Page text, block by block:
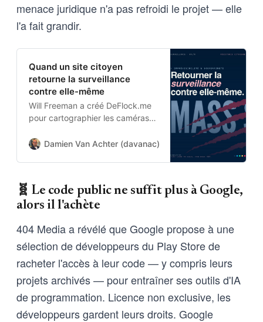
menace juridique n'a pas refroidi le projet — elle
l'a fait grandir.
Quand un site citoyen
retourne la surveillance
contre elle-même
Will Freeman a créé DeFlock.me
pour cartographier les caméras
plaques. Flock Safety l’attaque
Damien Van Achter (davanac) Damien Van Achter
🧬 Le code public ne suffit plus à Google,
alors il l'achète
404 Media a révélé que Google propose à une
sélection de développeurs du Play Store de
racheter l'accès à leur code — y compris leurs
projets archivés — pour entraîner ses outils d'IA
de programmation. Licence non exclusive, les
développeurs gardent leurs droits. Google